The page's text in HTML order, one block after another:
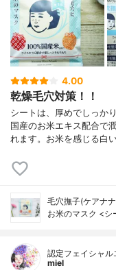
4.00
乾燥毛穴対策！！
シートは、厚めでしっか
国産のお米エキス配合で
れます。お米を感じる白
毛穴撫子(ケアナ
お米のマスク <シ
認定フェイシャ
miel